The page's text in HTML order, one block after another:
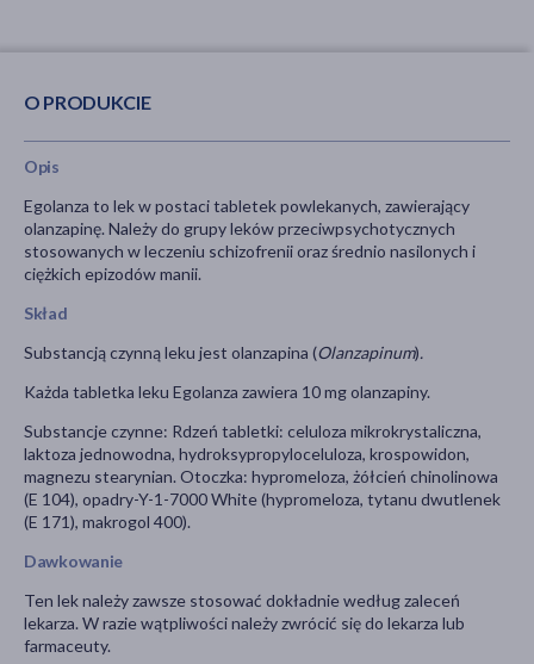
O PRODUKCIE
Opis
Egolanza to lek w postaci tabletek powlekanych, zawierający
olanzapinę. Należy do grupy leków przeciwpsychotycznych
stosowanych w leczeniu schizofrenii oraz średnio nasilonych i
ciężkich epizodów manii.
Skład
Substancją czynną leku jest olanzapina (Olanzapinum).
Każda tabletka leku Egolanza zawiera 10 mg olanzapiny.
Substancje czynne: Rdzeń tabletki: celuloza mikrokrystaliczna,
laktoza jednowodna, hydroksypropyloceluloza, krospowidon,
magnezu stearynian. Otoczka: hypromeloza, żółcień chinolinowa
(E 104), opadry-Y-1-7000 White (hypromeloza, tytanu dwutlenek
(E 171), makrogol 400).
Dawkowanie
Ten lek należy zawsze stosować dokładnie według zaleceń
lekarza. W razie wątpliwości należy zwrócić się do lekarza lub
farmaceuty.